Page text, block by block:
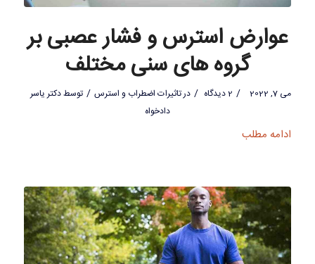
عوارض استرس و فشار عصبی بر
گروه های سنی مختلف
می 7, 2022 / 2 دیدگاه / درتاثیرات اضطراب و استرس / توسطدکتر یاسر
دادخواه
ادامه مطلب